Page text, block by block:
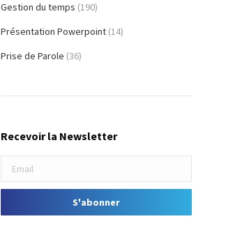
Gestion du temps (190)
Présentation Powerpoint (14)
Prise de Parole (36)
Recevoir la Newsletter